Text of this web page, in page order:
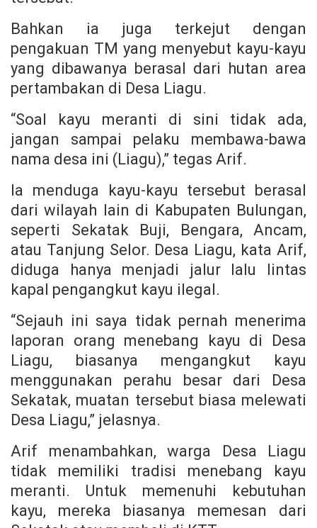
Bahkan ia juga terkejut dengan
pengakuan TM yang menyebut kayu-kayu
yang dibawanya berasal dari hutan area
pertambakan di Desa Liagu.
“Soal kayu meranti di sini tidak ada,
jangan sampai pelaku membawa-bawa
nama desa ini (Liagu),” tegas Arif.
Ia menduga kayu-kayu tersebut berasal
dari wilayah lain di Kabupaten Bulungan,
seperti Sekatak Buji, Bengara, Ancam,
atau Tanjung Selor. Desa Liagu, kata Arif,
diduga hanya menjadi jalur lalu lintas
kapal pengangkut kayu ilegal.
“Sejauh ini saya tidak pernah menerima
laporan orang menebang kayu di Desa
Liagu, biasanya mengangkut kayu
menggunakan perahu besar dari Desa
Sekatak, muatan tersebut biasa melewati
Desa Liagu,” jelasnya.
Arif menambahkan, warga Desa Liagu
tidak memiliki tradisi menebang kayu
meranti. Untuk memenuhi kebutuhan
kayu, mereka biasanya memesan dari